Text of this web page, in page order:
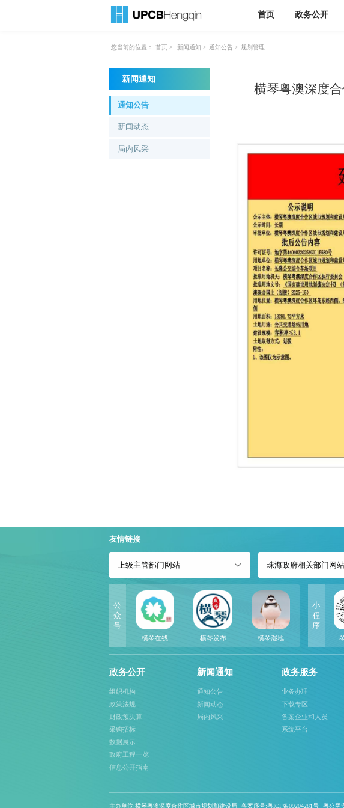
首页 政务公开
您当前的位置： 首页 > 新闻通知 > 通知公告 > 规划管理
新闻通知
通知公告
新闻动态
局内风采
横琴粤澳深度
友情链接
上级主管部门网站 珠海政府相关部门网站
公
众
号
横琴在线 横琴发布 横琴湿地
小
程
序
政务公开
组织机构
政策法规
财政预决算
采购招标
数据展示
政府工程一览
信息公开指南
新闻通知
通知公告
新闻动态
局内风采
政务服务
业务办理
下载专区
备案企业和人员
系统平台
主办单位:横琴粤澳深度合作区城市规划和建设局 备案序号:粤ICP备09204281号 粤公网